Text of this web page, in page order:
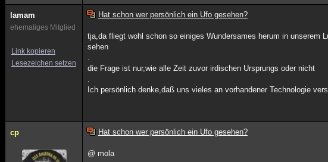
lamam
ehemaliges Mitglied
Link kopieren
Lesezeichen setzen
Hat schon wer persönlich ein Ufo gesehen?
tja,da fliegt wohl schon so einiges Wundersames herum in unserem
sehen
.
die Frage ist nur,wie alle Zeit zuvor irdischen Ursprungs oder nicht
.
Ich persönlich denke,daß uns vieles an vorhandener Technologie
cp Hat schon wer persönlich ein Ufo gesehen?
@ mola